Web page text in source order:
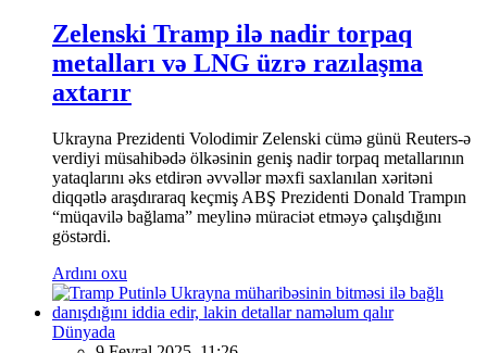
Zelenski Tramp ilə nadir torpaq
metalları və LNG üzrə razılaşma
axtarır
Ukrayna Prezidenti Volodimir Zelenski cümə günü Reuters-ə
verdiyi müsahibədə ölkəsinin geniş nadir torpaq metallarının
yataqlarını əks etdirən əvvəllər məxfi saxlanılan xəritəni
diqqətlə araşdıraraq keçmiş ABŞ Prezidenti Donald Trampın
“müqavilə bağlama” meylinə müraciət etməyə çalışdığını
göstərdi.
Ardını oxu
Dünyada